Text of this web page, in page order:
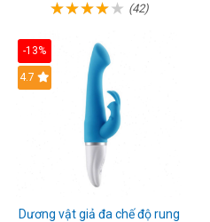
(42)
-13%
Hot
4.7
Dương vật giả đa chế độ rung